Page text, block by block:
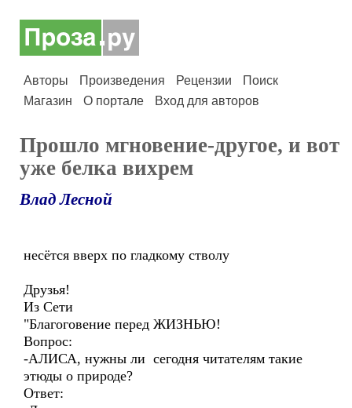
Авторы Произведения Рецензии
Поиск
Магазин
О портале Вход для авторов
Прошло мгновение-другое, и вот
уже белка вихрем
Влад Лесной
несётся вверх по гладкому стволу
Друзья!
Из Сети
"Благоговение перед ЖИЗНЬЮ!
Вопрос:
-АЛИСА, нужны ли сегодня читателям такие
этюды о природе?
Ответ: